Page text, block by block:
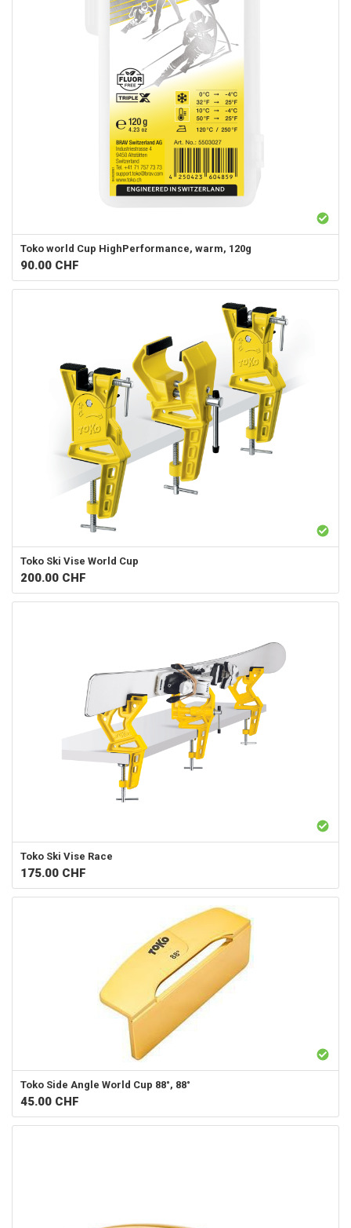
Toko world Cup HighPerformance, warm, 120g
90.00 CHF
Toko Ski Vise World Cup
200.00 CHF
Toko Ski Vise Race
175.00 CHF
Toko Side Angle World Cup 88°, 88°
45.00 CHF